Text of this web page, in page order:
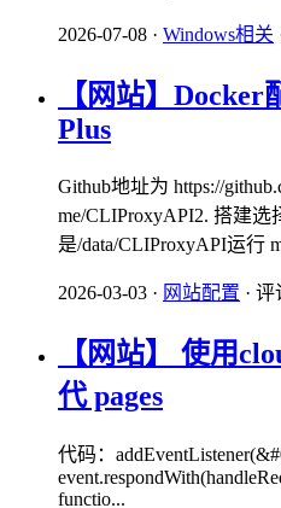
2026-07-08 · Windows相关
【网站】
Plus
Github地址为 https://
me/CLIProxyAPI2. 搭建
是/data/CLIProxyAPI运行
2026-03-03 · 网站配置 · 评
【网站】 使用
代 pages
代码：
functio...